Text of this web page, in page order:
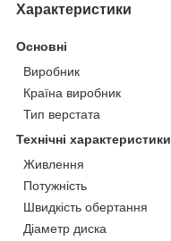
Характеристики
Основні
Виробник
Країна виробник
Тип верстата
Технічні характеристики
Живлення
Потужність
Швидкість обертання
Діаметр диска